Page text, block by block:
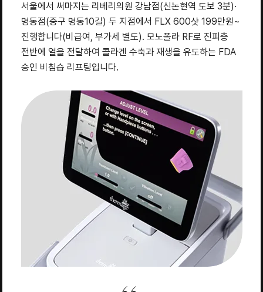
서울에서 써마지는 리베리의원 강남점(신논현역 도보 3분)·
명동점(중구 명동10길) 두 지점에서 FLX 600샷 199만원~
진행합니다(비급여, 부가세 별도). 모노폴라 RF로 진피층
전반에 열을 전달하여 콜라겐 수축과 재생을 유도하는 FDA
승인 비침습 리프팅입니다.